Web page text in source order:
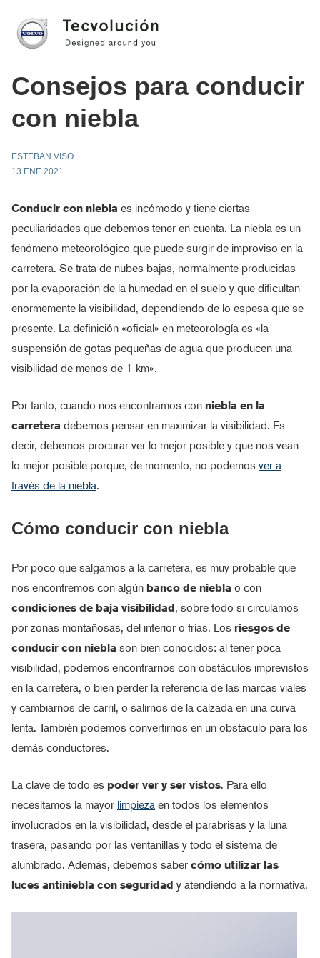
Consejos para conducir
con niebla
ESTEBAN VISO
13 ENE 2021
Conducir con niebla es incómodo y tiene ciertas
peculiaridades que debemos tener en cuenta. La niebla es un
fenómeno meteorológico que puede surgir de improviso en la
carretera. Se trata de nubes bajas, normalmente producidas
por la evaporación de la humedad en el suelo y que dificultan
enormemente la visibilidad, dependiendo de lo espesa que se
presente. La definición «oficial» en meteorología es «la
suspensión de gotas pequeñas de agua que producen una
visibilidad de menos de 1 km».
Por tanto, cuando nos encontramos con niebla en la
carretera debemos pensar en maximizar la visibilidad. Es
decir, debemos procurar ver lo mejor posible y que nos vean
lo mejor posible porque, de momento, no podemos ver a
través de la niebla.
Cómo conducir con niebla
Por poco que salgamos a la carretera, es muy probable que
nos encontremos con algún banco de niebla o con
condiciones de baja visibilidad, sobre todo si circulamos
por zonas montañosas, del interior o frías. Los riesgos de
conducir con niebla son bien conocidos: al tener poca
visibilidad, podemos encontrarnos con obstáculos imprevistos
en la carretera, o bien perder la referencia de las marcas viales
y cambiarnos de carril, o salirnos de la calzada en una curva
lenta. También podemos convertirnos en un obstáculo para los
demás conductores.
La clave de todo es poder ver y ser vistos. Para ello
necesitamos la mayor limpieza en todos los elementos
involucrados en la visibilidad, desde el parabrisas y la luna
trasera, pasando por las ventanillas y todo el sistema de
alumbrado. Además, debemos saber cómo utilizar las
luces antiniebla con seguridad y atendiendo a la normativa.